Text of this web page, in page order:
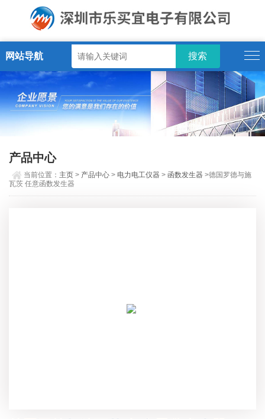
网站导航
产品中心
当前位置： 主页 > 产品中心 > 电力电工仪器 >函数发生器 >德国罗德与施
瓦茨 任意函数发生器